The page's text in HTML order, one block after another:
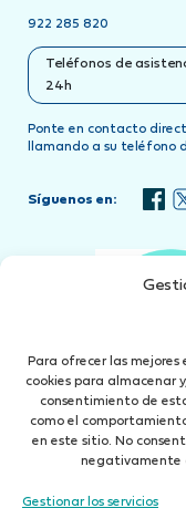
Para ofrecer las
cookies para almacenar
consentimiento de
como el
en este sitio. No
negativamente
Gestionar los servicios
922 285 820
Teléfonos de
24h
Ponte en contacto
llamando a su teléfono
Síguenos en: